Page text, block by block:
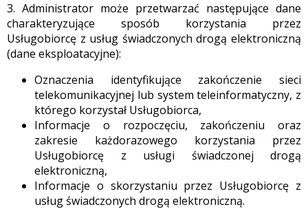
3. Administrator może przetwarzać następujące dane
charakteryzujące sposób korzystania przez
Usługobiorcę z usług świadczonych drogą elektroniczną
(dane eksploatacyjne):
Oznaczenia identyfikujące zakończenie sieci
telekomunikacyjnej lub system teleinformatyczny, z
którego korzystał Usługobiorca,
Informacje o rozpoczęciu, zakończeniu oraz
zakresie każdorazowego korzystania przez
Usługobiorcę z usługi świadczonej drogą
elektroniczną,
Informacje o skorzystaniu przez Usługobiorcę z
usług świadczonych drogą elektroniczną.